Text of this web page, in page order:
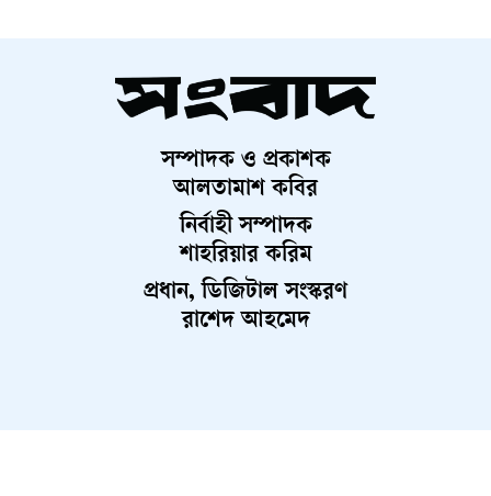
সম্পাদক ও প্রকাশক
আলতামাশ কবির
নির্বাহী সম্পাদক
শাহরিয়ার করিম
প্রধান, ডিজিটাল সংস্করণ
রাশেদ আহমেদ